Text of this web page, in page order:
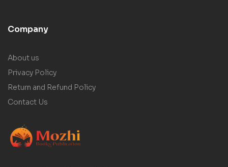
Company
About us
Privacy Policy
Return and Refund Policy
Contact Us